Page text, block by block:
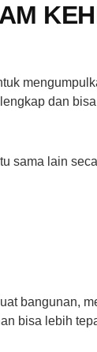
dan
sama lain
bangunan,
bisa lebih